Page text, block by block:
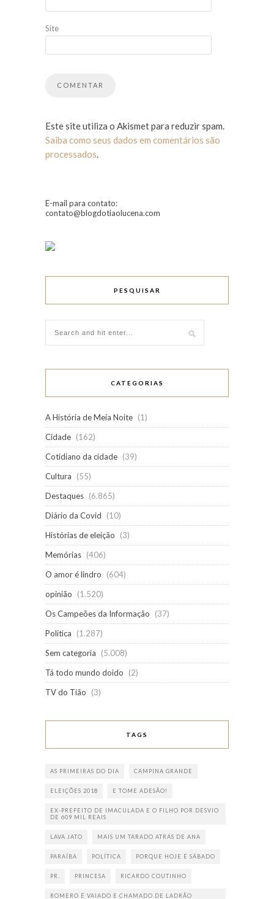
Site
Este site utiliza o Akismet para reduzir spam.
Saiba como seus dados em comentários são
processados.
E-mail para contato:
contato@blogdotiaolucena.com
PESQUISAR
CATEGORIAS
A História de Meia Noite (1)
Cidade (162)
Cotidiano da cidade (39)
Cultura
(55)
Destaques (6.865)
Diário da Covid
(10)
Histórias de eleição
(3)
Memórias (406)
O amor é lindro
(604)
opinião
(1.520)
Os Campeões da Informação
(37)
Política
(1.287)
Sem categoria
(5.008)
Tá todo mundo doido
(2)
TV do Tião
(3)
TAGS
AS PRIMEIRAS DO DIA CAMPINA GRANDE
ELEIÇÕES 2018 E TOME ADESÃO!
EX-PREFEITO DE IMACULADA E O FILHO POR DESVIO
DE 609 MIL REAIS
LAVA JATO MAIS UM TARADO ATRÁS DE ANA
PARAÍBA POLÍTICA PORQUE HOJE É SÁBADO
PR. PRINCESA RICARDO COUTINHO
ROMERO É VAIADO E CHAMADO DE LADRÃO